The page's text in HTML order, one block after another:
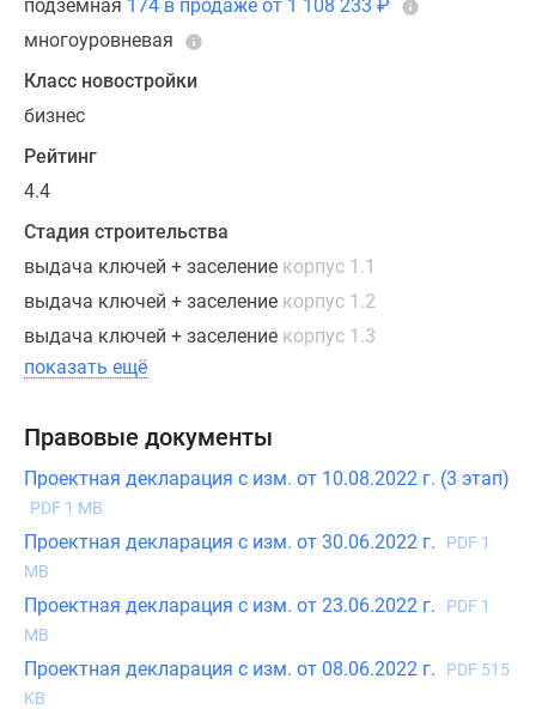
пол,
а
в
жилье
есть
дополнительные
потолков
в
помещениях
от
метров.
Площадь
недвижимости
в
новостройке
—
57.7-
141
подземная 174 в продаже от 1 108 233 ₽
многоуровневая
Класс новостройки
бизнес
Рейтинг
4.4
Стадия строительства
выдача ключей + заселение корпус 1.1
выдача ключей + заселение корпус 1.2
выдача ключей + заселение корпус 1.3
показать ещё
Правовые документы
Проектная декларация с изм. от 10.08.2022 г. (3 этап)
PDF 1 MB
Проектная декларация с изм. от 30.06.2022 г.
PDF 1
MB
Проектная декларация с изм. от 23.06.2022 г.
PDF 1
MB
Проектная декларация с изм. от 08.06.2022 г.
PDF 515
KB